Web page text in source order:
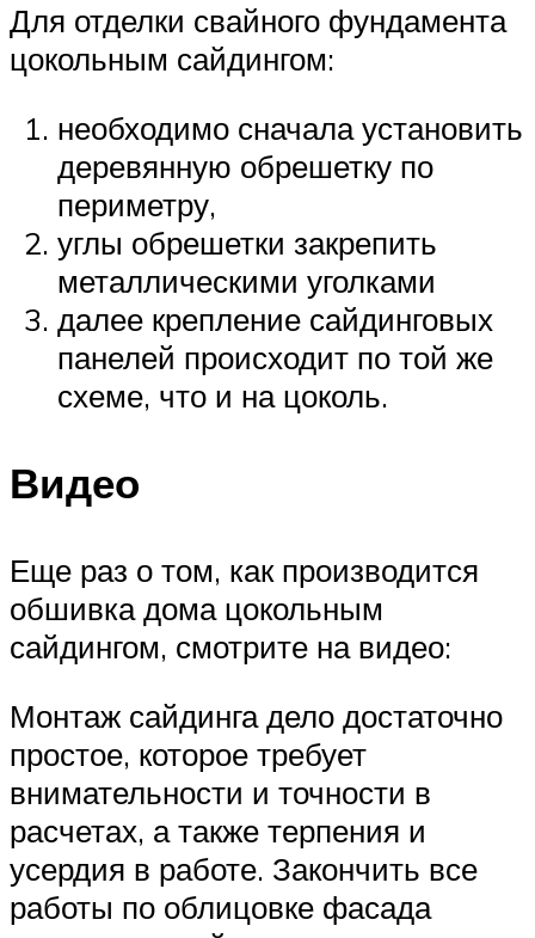
Для отделки свайного фундамента
цокольным сайдингом:
необходимо сначала установить
деревянную обрешетку по
периметру,
углы обрешетки закрепить
металлическими уголками
далее крепление сайдинговых
панелей происходит по той же
схеме, что и на цоколь.
Видео
Еще раз о том, как производится
обшивка дома цокольным
сайдингом, смотрите на видео:
Монтаж сайдинга дело достаточно
простое, которое требует
внимательности и точности в
расчетах, а также терпения и
усердия в работе. Закончить все
работы по облицовке фасада